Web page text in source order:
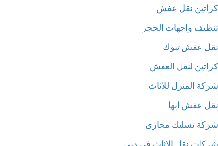
نقل عفش
واجهات الحجر
عفش تبوك
لنقل العفش
المنزل للاثاث
عفش ابها
تسليك مجارى
نقل الاثاث في دبي